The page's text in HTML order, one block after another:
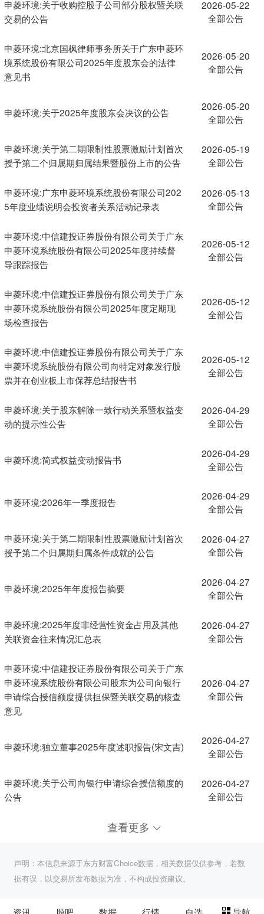
申菱环境:关于收购控股子公司部分股权暨关联
交易的公告
2026-05-22
全部公告
申菱环境:北京国枫律师事务所关于广东申菱环
境系统股份有限公司2025年度股东会的法律
意见书
2026-05-20
全部公告
申菱环境:关于2025年度股东会决议的公告
2026-05-20
全部公告
申菱环境:关于第二期限制性股票激励计划首次
授予第二个归属期归属结果暨股份上市的公告
2026-05-19
全部公告
申菱环境:广东申菱环境系统股份有限公司202
5年度业绩说明会投资者关系活动记录表
2026-05-13
全部公告
申菱环境:中信建投证券股份有限公司关于广东
申菱环境系统股份有限公司2025年度持续督
导跟踪报告
2026-05-12
全部公告
申菱环境:中信建投证券股份有限公司关于广东
申菱环境系统股份有限公司2025年度定期现
场检查报告
2026-05-12
全部公告
申菱环境:中信建投证券股份有限公司关于广东
申菱环境系统股份有限公司向特定对象发行股
票并在创业板上市保荐总结报告书
2026-05-12
全部公告
申菱环境:关于股东解除一致行动关系暨权益变
动的提示性公告
2026-04-29
全部公告
申菱环境:简式权益变动报告书
2026-04-29
全部公告
申菱环境:2026年一季度报告
2026-04-29
全部公告
申菱环境:关于第二期限制性股票激励计划首次
授予第二个归属期归属条件成就的公告
2026-04-27
全部公告
申菱环境:2025年年度报告摘要
2026-04-27
全部公告
申菱环境:2025年度非经营性资金占用及其他
关联资金往来情况汇总表
2026-04-27
全部公告
申菱环境:中信建投证券股份有限公司关于广东
申菱环境系统股份有限公司股东为公司向银行
申请综合授信额度提供担保暨关联交易的核查
意见
2026-04-27
全部公告
申菱环境:独立董事2025年度述职报告(宋文吉)
2026-04-27
全部公告
申菱环境:关于公司向银行申请综合授信额度的
公告
2026-04-27
全部公告
查看更多
声明：本信息来源于东方财富Choice数据，相关数据仅供参考，若数
据有误，以交易所发布数据为准，不构成投资建议。